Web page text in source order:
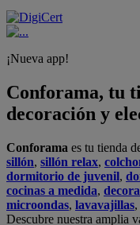
¡Nueva app!
Conforama, tu
decoración y
Conforama es tu tienda
sillón, sillón relax,
dormitorio de juvenil,
cocinas a medida,
microondas, lavavajillas,
Descubre nuestra amplia